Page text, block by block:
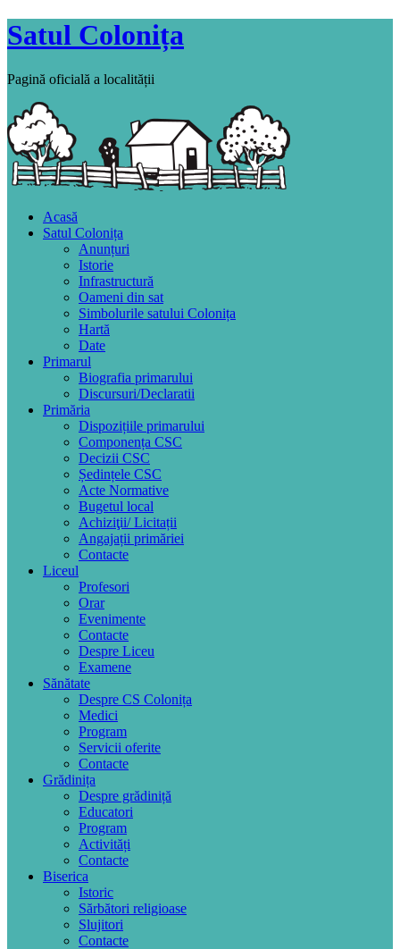
Satul Colonița
Pagină oficială a localității
Acasă
Satul Colonița
Anunțuri
Istorie
Infrastructură
Oameni din sat
Simbolurile satului Colonița
Hartă
Date
Primarul
Biografia primarului
Discursuri/Declaratii
Primăria
Dispozițiile primarului
Componența CSC
Decizii CSC
Ședințele CSC
Acte Normative
Bugetul local
Achiziţii/ Licitații
Angajații primăriei
Contacte
Liceul
Profesori
Orar
Evenimente
Contacte
Despre Liceu
Examene
Sănătate
Despre CS Colonița
Medici
Program
Servicii oferite
Contacte
Grădinița
Despre grădiniță
Educatori
Program
Activități
Contacte
Biserica
Istoric
Sărbători religioase
Slujitori
Contacte